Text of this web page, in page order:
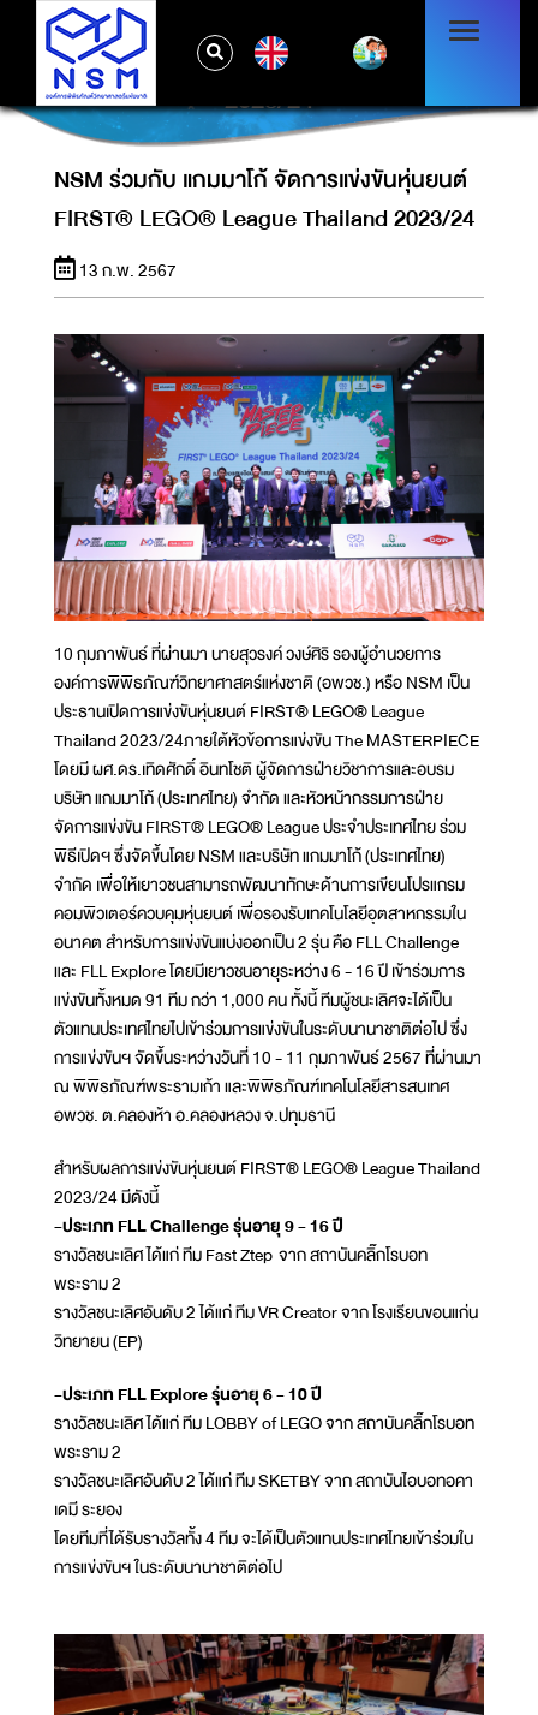
NSM ร่วมกับ แกมมาโก้ จัดการแข่งขันหุ่นยนต์
FIRST® LEGO® LEAGUE THAILAND
2023/24
NSM ร่วมกับ แกมมาโก้ จัดการแข่งขันหุ่นยนต์
FIRST® LEGO® League Thailand 2023/24
13 ก.พ. 2567
10 กุมภาพันธ์ ที่ผ่านมา นายสุวรงค์ วงษ์ศิริ รองผู้อำนวยการ
องค์การพิพิธภัณฑ์วิทยาศาสตร์แห่งชาติ (อพวช.) หรือ NSM เป็น
ประธานเปิดการแข่งขันหุ่นยนต์ FIRST® LEGO® League
Thailand 2023/24ภายใต้หัวข้อการแข่งขัน The MASTERPIECE
โดยมี ผศ.ดร.เทิดศักดิ์ อินทโชติ ผู้จัดการฝ่ายวิชาการและอบรม
บริษัท แกมมาโก้ (ประเทศไทย) จำกัด และหัวหน้ากรรมการฝ่าย
จัดการแข่งขัน FIRST® LEGO® League ประจำประเทศไทย ร่วม
พิธีเปิดฯ ซึ่งจัดขึ้นโดย NSM และบริษัท แกมมาโก้ (ประเทศไทย)
จำกัด เพื่อให้เยาวชนสามารถพัฒนาทักษะด้านการเขียนโปรแกรม
คอมพิวเตอร์ควบคุมหุ่นยนต์ เพื่อรองรับเทคโนโลยีอุตสาหกรรมใน
อนาคต สำหรับการแข่งขันแบ่งออกเป็น 2 รุ่น คือ FLL Challenge
และ FLL Explore โดยมีเยาวชนอายุระหว่าง 6 - 16 ปี เข้าร่วมการ
แข่งขันทั้งหมด 91 ทีม กว่า 1,000 คน ทั้งนี้ ทีมผู้ชนะเลิศจะได้เป็น
ตัวแทนประเทศไทยไปเข้าร่วมการแข่งขันในระดับนานาชาติต่อไป ซึ่ง
การแข่งขันฯ จัดขึ้นระหว่างวันที่ 10 - 11 กุมภาพันธ์ 2567 ที่ผ่านมา
ณ พิพิธภัณฑ์พระรามเก้า และพิพิธภัณฑ์เทคโนโลยีสารสนเทศ
อพวช. ต.คลองห้า อ.คลองหลวง จ.ปทุมธานี
สำหรับผลการแข่งขันหุ่นยนต์ FIRST® LEGO® League Thailand
2023/24 มีดังนี้
-ประเภท FLL Challenge รุ่นอายุ 9 - 16 ปี
รางวัลชนะเลิศ ได้แก่ ทีม Fast Ztep จาก สถาบันคลิ๊กโรบอท
พระราม 2
รางวัลชนะเลิศอันดับ 2 ได้แก่ ทีม VR Creator จาก โรงเรียนขอนแก่น
วิทยายน (EP)
-ประเภท FLL Explore รุ่นอายุ 6 - 10 ปี
รางวัลชนะเลิศ ได้แก่ ทีม LOBBY of LEGO จาก สถาบันคลิ๊กโรบอท
พระราม 2
รางวัลชนะเลิศอันดับ 2 ได้แก่ ทีม SKETBY จาก สถาบันไอบอทอคา
เดมี ระยอง
โดยทีมที่ได้รับรางวัลทั้ง 4 ทีม จะได้เป็นตัวแทนประเทศไทยเข้าร่วมใน
การแข่งขันฯ ในระดับนานาชาติต่อไป